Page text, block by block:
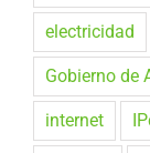
electricidad
Gobierno de
internet